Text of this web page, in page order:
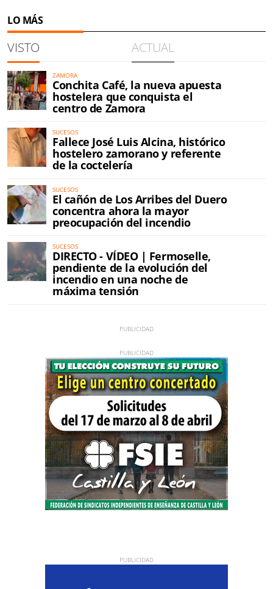
LO MÁS
VISTO ACTUAL
ZAMORA
Conchita Café, la nueva apuesta
hostelera que conquista el
centro de Zamora
SUCESOS
Fallece José Luis Alcina, histórico
hostelero zamorano y referente
de la coctelería
SUCESOS
El cañón de Los Arribes del Duero
concentra ahora la mayor
preocupación del incendio
SUCESOS
DIRECTO - VÍDEO | Fermoselle,
pendiente de la evolución del
incendio en una noche de
máxima tensión